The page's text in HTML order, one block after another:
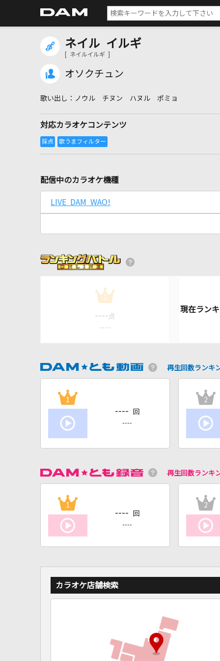
ネイル イルギ
[ ネイルイルギ ]
オソクチュン
ノウル チヌン ハヌル ポミョ
対応カラオケコンテンツ
配信中のカラオケ機種
LIVE DAM WAO!
1
---- 点
----
再生回数ランキ
1
---- 回
----
2
再生回数ランキ
1
---- 回
----
2
カラオケ店舗検索